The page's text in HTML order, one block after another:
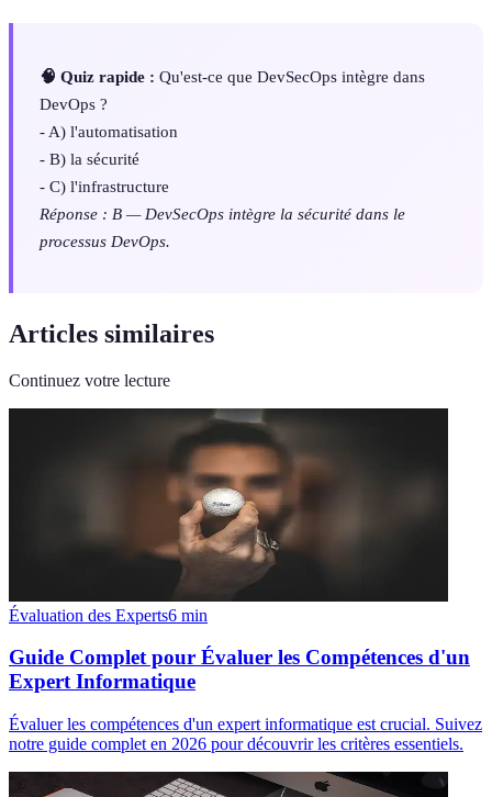
🧠 Quiz rapide : Qu'est-ce que DevSecOps intègre dans
DevOps ?
- A) l'automatisation
- B) la sécurité
- C) l'infrastructure
Réponse : B — DevSecOps intègre la sécurité dans le
processus DevOps.
Articles similaires
Continuez votre lecture
Évaluation des Experts6 min
Guide Complet pour Évaluer les Compétences d'un
Expert Informatique
Évaluer les compétences d'un expert informatique est crucial. Suivez
notre guide complet en 2026 pour découvrir les critères essentiels.